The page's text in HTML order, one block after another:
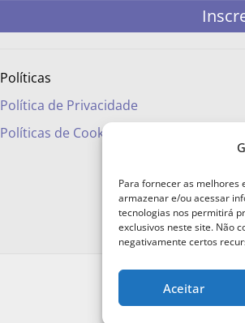
Para fornecer as melhores
armazenar e/ou acessar
tecnologias nos permitirá
exclusivos neste site. Não
negativamente certos
Aceitar
Políticas
Política de Privacidade
Políticas de Cookies